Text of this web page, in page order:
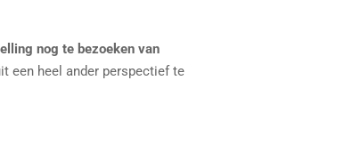
nog te bezoeken van
een heel ander perspectief te